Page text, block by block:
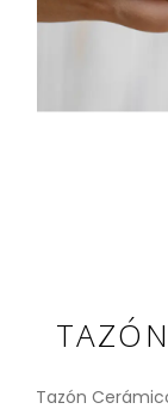
Tazón